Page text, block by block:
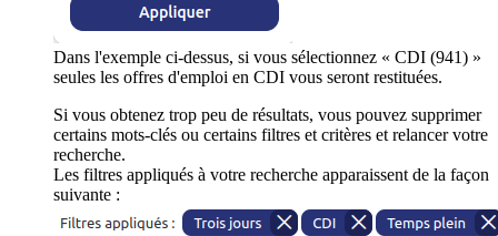
Dans l'exemple ci-dessus, si vous sélectionnez « CDI (941) »
seules les offres d'emploi en CDI vous seront restituées.
Si vous obtenez trop peu de résultats, vous pouvez supprimer
certains mots-clés ou certains filtres et critères et relancer votre
recherche.
Les filtres appliqués à votre recherche apparaissent de la façon
suivante :